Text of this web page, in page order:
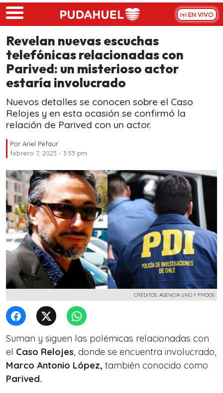
Skip to main content
EN VIVO
Revelan nuevas escuchas
telefónicas relacionadas con
Parived: un misterioso actor
estaría involucrado
Nuevos detalles se conocen sobre el Caso
Relojes y en esta ocasión se confirmó la
relación de Parived con un actor.
Por Ariel Pefaur
febrero 7, 2023 - 3:53 pm
CRÉDITOS: AGENCIA UNO Y FMDOS
Suman y siguen las polémicas relacionadas con
el Caso Relojes, donde se encuentra involucrado,
Marco Antonio López, también conocido como
Parived.